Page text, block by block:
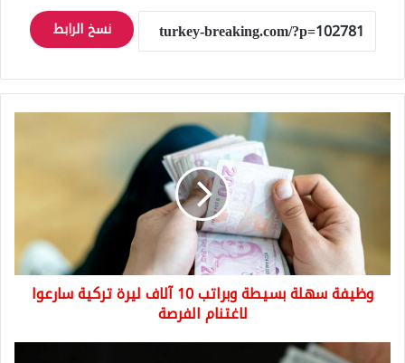
نسخ الرابط
سهلة
بسيطة
تركية
سارعوا
لاغتنام
الفرصة
وظيفة سهلة بسيطة وبراتب 10 آلاف ليرة تركية سارعوا
لاغتنام الفرصة
100